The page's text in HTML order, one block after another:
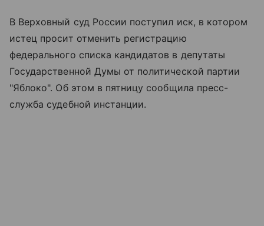
В Верховный суд России поступил иск, в котором
истец просит отменить регистрацию
федерального списка кандидатов в депутаты
Государственной Думы от политической партии
"Яблоко". Об этом в пятницу сообщила пресс-
служба судебной инстанции.